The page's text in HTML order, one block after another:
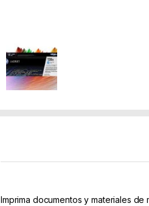
Imprima documentos y materiales